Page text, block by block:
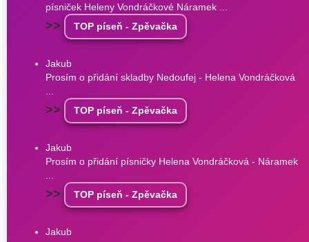
písniček Heleny Vondráčkové Náramek ...
>> TOP píseň - Zpěvačka
Jakub
Prosím o přidání skladby Nedoufej - Helena Vondráčková
>> TOP píseň - Zpěvačka
Jakub
Prosím o přidání písničky Helena Vondráčková - Náramek
>> TOP píseň - Zpěvačka
Jakub